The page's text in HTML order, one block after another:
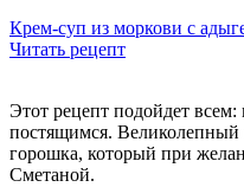
Крем-суп из моркови с
Читать рецепт
Этот рецепт подойдет
постящимся. Великолепный
горошка, который при
Сметаной.